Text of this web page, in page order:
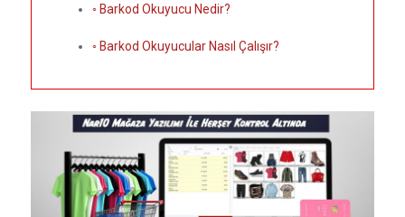
Barkod Okuyucu Nedir?
Barkod Okuyucular Nasıl Çalışır?